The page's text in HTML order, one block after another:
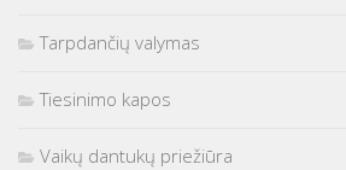
Tarpdančių valymas
Tiesinimo kapos
Vaikų dantukų priežiūra